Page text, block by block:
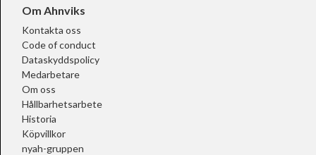
Om Ahnviks
Kontakta oss
Code of conduct
Dataskyddspolicy
Medarbetare
Om oss
Hållbarhetsarbete
Historia
Köpvillkor
nyah-gruppen